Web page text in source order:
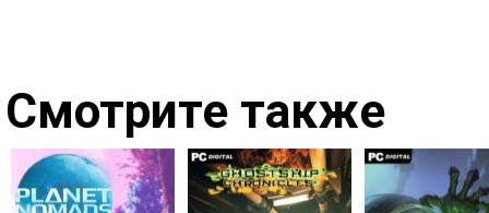
Смотрите также